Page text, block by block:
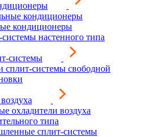
кондиционеры
кондиционеры
настенного типа
системы
сплит-системы свободной
охладители воздуха
типа
сплит-системы